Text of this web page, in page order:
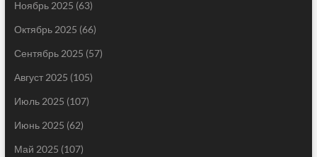
Ноябрь 2025 (63)
Октябрь 2025 (66)
Сентябрь 2025 (57)
Август 2025 (105)
Июль 2025 (107)
Июнь 2025 (62)
Май 2025 (107)